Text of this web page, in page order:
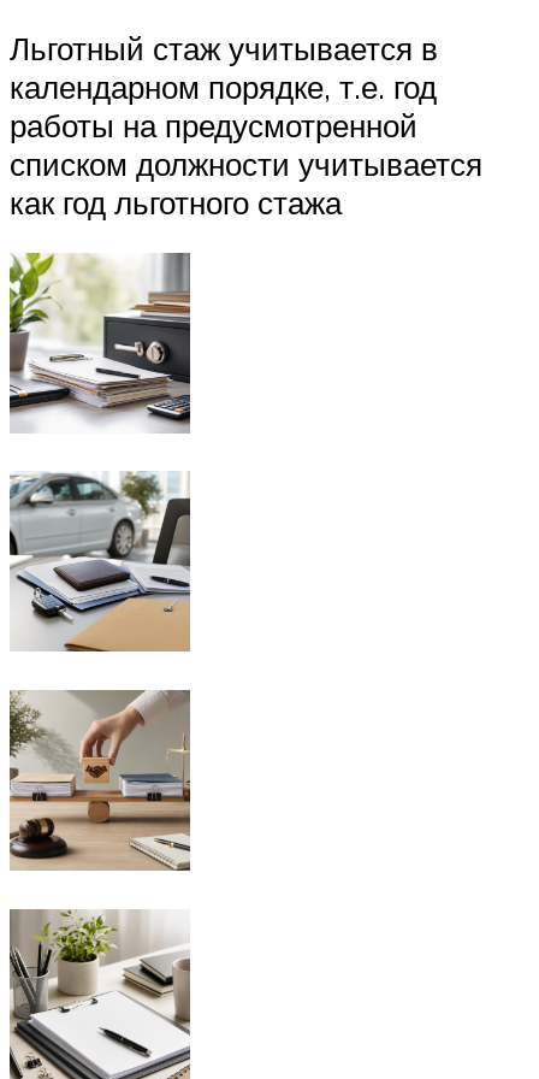
Льготный стаж учитывается в
календарном порядке, т.е. год
работы на предусмотренной
списком должности учитывается
как год льготного стажа